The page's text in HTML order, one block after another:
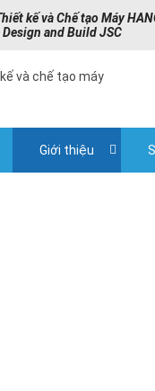
kế và Chế tạo Máy
and Build JSC
Giới thiệu